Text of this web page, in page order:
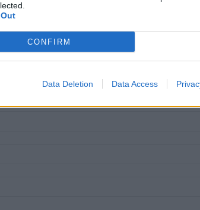
CONFIRM
Data Deletion Data Access